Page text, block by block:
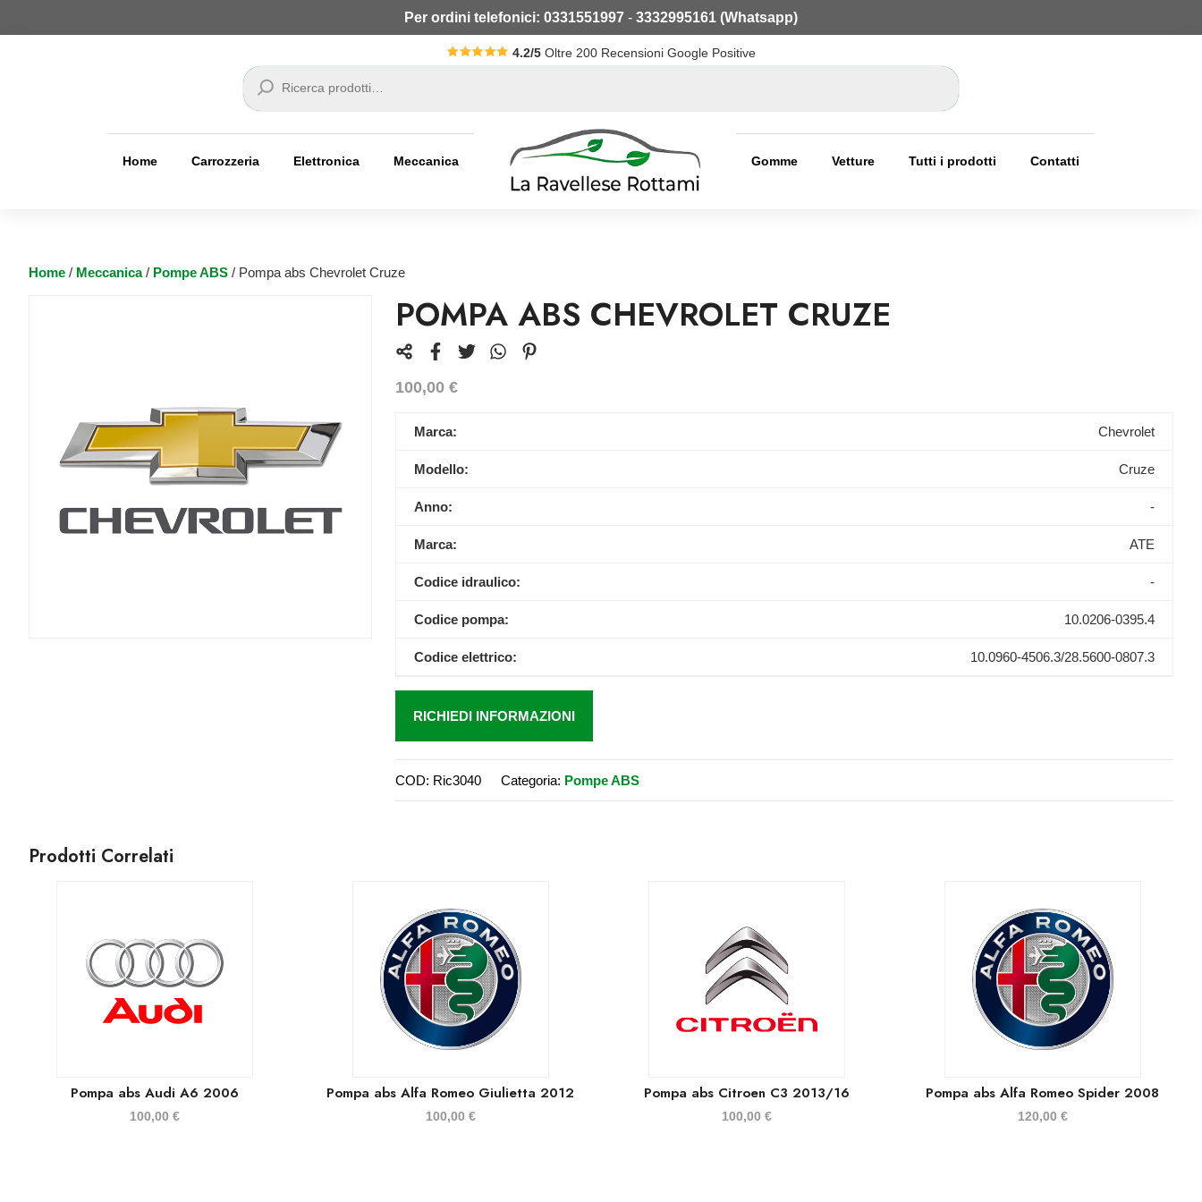
Per ordini telefonici: 0331551997 - 3332995161 (Whatsapp)
4.2/5 Oltre 200 Recensioni Google Positive
Cerca
Home Carrozzeria Elettronica Meccanica Gomme Vetture Tutti i prodotti Contatti
Home / Meccanica/ Pompe ABS / Pompa abs Chevrolet Cruze
POMPA ABS CHEVROLET CRUZE
100,00 €
Marca: Chevrolet
Modello: Cruze
Anno: -
Marca: ATE
Codice idraulico: -
Codice pompa: 10.0206-0395.4
Codice elettrico: 10.0960-4506.3/28.5600-0807.3
RICHIEDI INFORMAZIONI
COD: Ric3040 Categoria: Pompe ABS
Prodotti Correlati
Pompa abs Audi A6 2006
100,00€
Pompa abs Alfa Romeo Giulietta 2012
100,00 €
Pompa abs Citroen C3 2013/16
100,00 €
Pompa abs Alfa Romeo Spider 2008
120,00 €